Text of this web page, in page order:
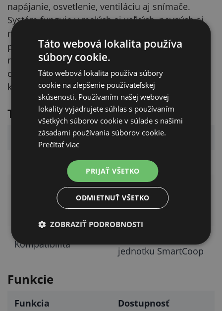
napájanie, osvetlenie, ventiláciu aj snímače.
Systém funguje v malých aj veľkých, pevných aj
mobilných kurníkoch a môžete ho rozširovať
postupne. S Wi‑Fi konektivitným modulom
navyše všetko pohodlne ovládate a kontrolujete
cez bezplatnú mobilnú aplikáciu Kerbl, nech ste
kdekoľvek.
Technické parametre
Parameter Hodnota
Kód výrobcu (KERBL) 70662
príslušenstvo pre
kŕmidlo SmartCoop
Kompatibilita
jednotku SmartCoop
Funkcie
Funkcia Dostupnosť
Táto webová lokalita používa
súbory cookie.
Táto webová lokalita používa súbory
cookie na zlepšenie používateľskej
skúsenosti. Používaním našej webovej
lokality vyjadrujete súhlas s používaním
všetkých súborov cookie v súlade s našimi
zásadami používania súborov cookie.
Prečítať viac
PRIJAŤ VŠETKO
ODMIETNUŤ VŠETKO
ZOBRAZIŤ PODROBNOSTI